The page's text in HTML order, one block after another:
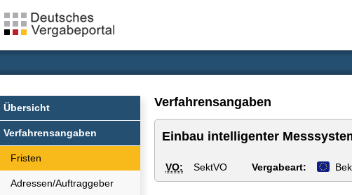
Übersicht
Verfahrensangaben
Fristen
Adressen/Auftraggeber
Verfahrensangaben
Einbau intelligenter
VO: SektVO Vergabeart: